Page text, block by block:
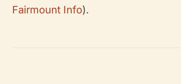
Fairmount Info).